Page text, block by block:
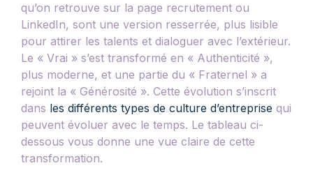
qu’on retrouve sur la page recrutement ou
LinkedIn, sont une version resserrée, plus lisible
pour attirer les talents et dialoguer avec l’extérieur.
Le « Vrai » s’est transformé en « Authenticité »,
plus moderne, et une partie du « Fraternel » a
rejoint la « Générosité ». Cette évolution s’inscrit
dans les différents types de culture d’entreprise qui
peuvent évoluer avec le temps. Le tableau ci-
dessous vous donne une vue claire de cette
transformation.